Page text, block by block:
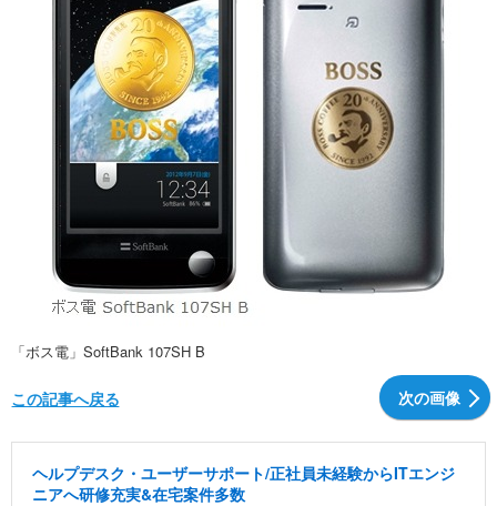
「ボス電」SoftBank 107SH B
次の画像
この記事へ戻る
ヘルプデスク・ユーザーサポート/正社員未経験からITエンジ
ニアへ研修充実&在宅案件多数